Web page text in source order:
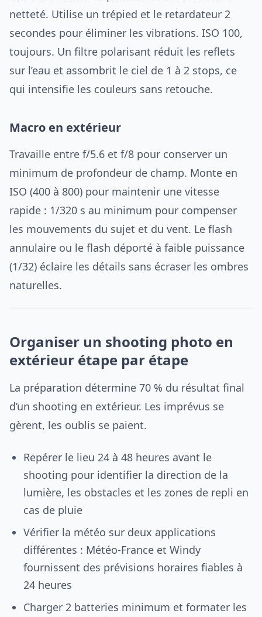
netteté. Utilise un trépied et le retardateur 2
secondes pour éliminer les vibrations. ISO 100,
toujours. Un filtre polarisant réduit les reflets
sur l’eau et assombrit le ciel de 1 à 2 stops, ce
qui intensifie les couleurs sans retouche.
Macro en extérieur
Travaille entre f/5.6 et f/8 pour conserver un
minimum de profondeur de champ. Monte en
ISO (400 à 800) pour maintenir une vitesse
rapide : 1/320 s au minimum pour compenser
les mouvements du sujet et du vent. Le flash
annulaire ou le flash déporté à faible puissance
(1/32) éclaire les détails sans écraser les ombres
naturelles.
Organiser un shooting photo en
extérieur étape par étape
La préparation détermine 70 % du résultat final
d’un shooting en extérieur. Les imprévus se
gèrent, les oublis se paient.
Repérer le lieu 24 à 48 heures avant le
shooting pour identifier la direction de la
lumière, les obstacles et les zones de repli en
cas de pluie
Vérifier la météo sur deux applications
différentes : Météo-France et Windy
fournissent des prévisions horaires fiables à
24 heures
Charger 2 batteries minimum et formater les